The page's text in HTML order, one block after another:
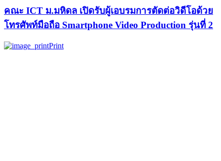
คณะ ICT ม.มหิดล เปิดรับผู้เอบรมการตัดต่อวิดีโอด้วย
โทรศัพท์มือถือ Smartphone Video Production รุ่นที่ 2
Print